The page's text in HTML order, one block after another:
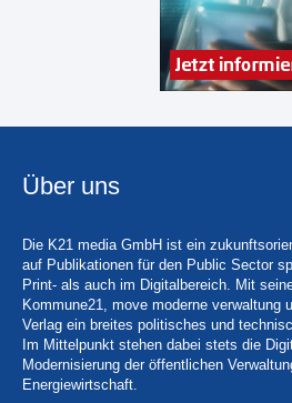
Über uns
Die K21 media GmbH ist ein
auf Publikationen für den Public Sector
Print- als auch im Digitalbereich. Mit
Kommune21, move moderne verwaltung
Verlag ein breites politisches und
Im Mittelpunkt stehen dabei stets die
Modernisierung der öffentlichen
Energiewirtschaft.